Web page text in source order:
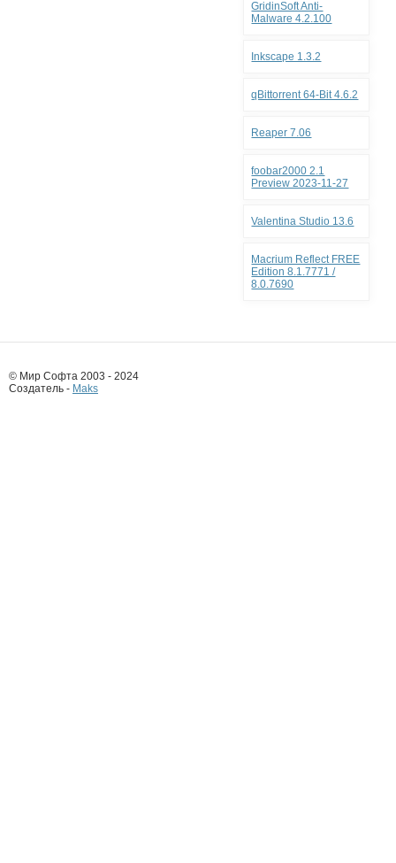
GridinSoft Anti-
Malware 4.2.100
Inkscape 1.3.2
qBittorrent 64-Bit 4.6.2
Reaper 7.06
foobar2000 2.1
Preview 2023-11-27
Valentina Studio 13.6
Macrium Reflect FREE
Edition 8.1.7771 /
8.0.7690
© Мир Софта 2003 - 2024
Создатель - Maks